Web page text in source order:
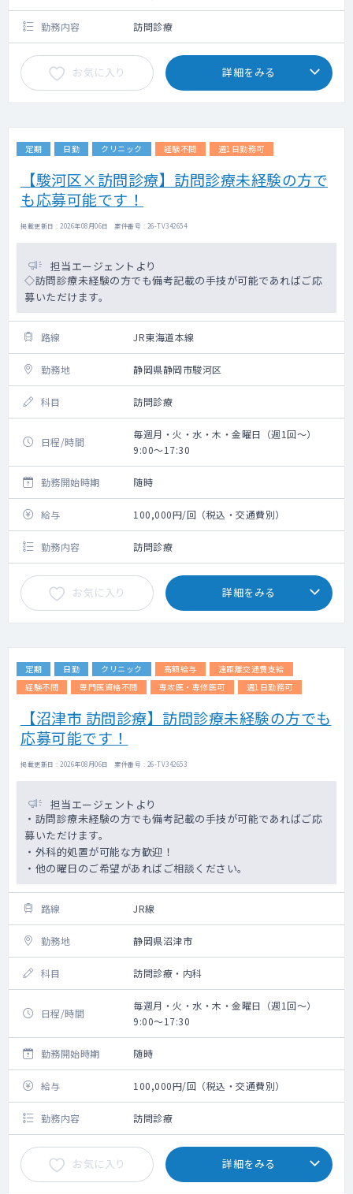
勤務内容 訪問診療
お気に入り 詳細をみる
定期 日勤 クリニック 経験不問 週1日勤務可
【駿河区×訪問診療】訪問診療未経験の方で
も応募可能です！
掲載更新日 : 2026年08月06日 案件番号 : 26-TV342654
担当エージェントより
◇訪問診療未経験の方でも備考記載の手技が可能であればご応
募いただけます。
路線 JR東海道本線
勤務地 静岡県静岡市駿河区
科目 訪問診療
日程/時間
毎週月・火・水・木・金曜日（週1回～）
9:00～17:30
勤務開始時期 随時
給与 100,000円/回（税込・交通費別）
勤務内容 訪問診療
お気に入り 詳細をみる
定期 日勤 クリニック 高額給与
遠距離交通費支給
経験不問
専門医資格不問 専攻医・専修医可 週1日勤務可
【沼津市 訪問診療】訪問診療未経験の方でも
応募可能です！
掲載更新日 : 2026年08月06日 案件番号 : 26-TV342653
担当エージェントより
・訪問診療未経験の方でも備考記載の手技が可能であればご応
募いただけます。
・外科的処置が可能な方歓迎！
・他の曜日のご希望があればご相談ください。
路線 JR線
勤務地 静岡県沼津市
科目 訪問診療・内科
日程/時間
毎週月・火・水・木・金曜日（週1回～）
9:00～17:30
勤務開始時期 随時
給与 100,000円/回（税込・交通費別）
勤務内容 訪問診療
お気に入り 詳細をみる